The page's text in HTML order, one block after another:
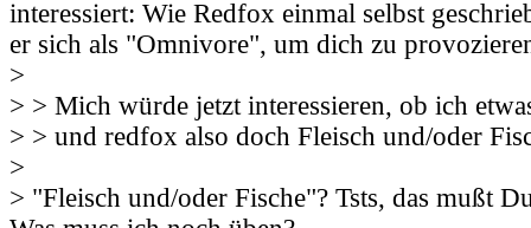
interessiert: Wie Redfox einmal selbst
er sich als "Omnivore", um dich zu
>
> > Mich würde jetzt interessieren, ob ich
> > und redfox also doch Fleisch und/oder
>
> "Fleisch und/oder Fische"? Tsts, das mußt